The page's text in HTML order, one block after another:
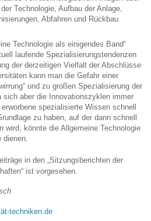
Technologie, Aufbau der Anlage,
Abfahren und Rückbau
Technologie als einigendes Band“
laufende Spezialisierungstendenzen
der derzeitigen Vielfalt der Abschlüsse
kann man die Gefahr einer
und zu großen Spezialisierung der
sich aber die Innovationszyklen immer
spezialisierte Wissen schnell
zu haben, auf der dann schnell
wird, könnte die Allgemeine Technologie
in den „Sitzungsberichten der
ist vorgesehen.
techniken.de